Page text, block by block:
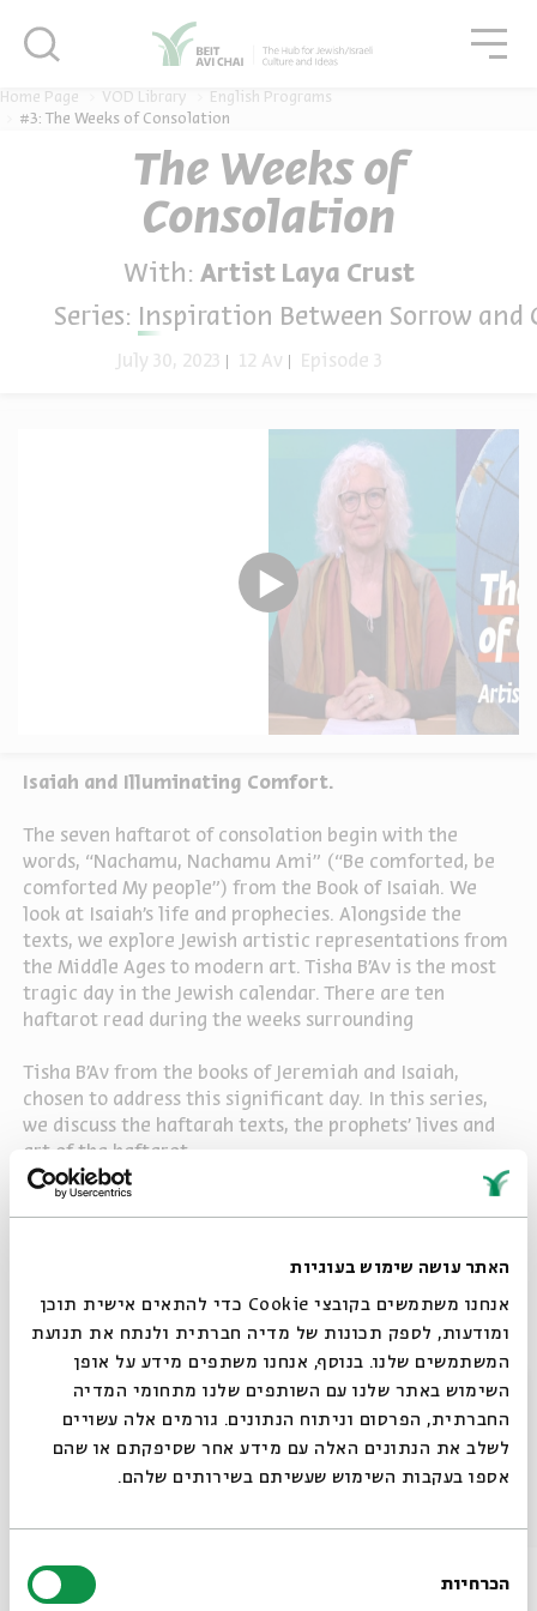
האתר עושה שימוש בעוגיות
אנחנו משתמשים בקובצי Cookie כדי להתאים אישית תוכן
ומודעות, לספק תכונות של מדיה חברתית ולנתח את תנועת
המשתמשים שלנו. בנוסף, אנחנו משתפים מידע על אופן
השימוש באתר שלנו עם השותפים שלנו מתחומי המדיה
החברתית, הפרסום וניתוח הנתונים. גורמים אלה עשויים
לשלב את הנתונים האלה עם מידע אחר שסיפקתם או שהם
אספו בעקבות השימוש שעשיתם בשירותים שלהם.
הסכמה
הכרחיות
Home Page VOD Library
English Programs
#3: The Weeks of Consolation
The Weeks of
Consolation
With: Artist Laya Crust
Series:
Inspiration Between Sorrow and
July 30, 2023 12 Av Episode 3
Isaiah and Illuminating Comfort.
The seven haftarot of consolation begin with the
words, “Nachamu, Nachamu Ami” (“Be comforted, be
comforted My people”) from the Book of Isaiah. We
look at Isaiah’s life and prophecies. Alongside the
texts, we explore Jewish artistic representations from
the Middle Ages to modern art. Tisha B’Av is the most
tragic day in the Jewish calendar. There are ten
haftarot read during the weeks surrounding
Tisha B’Av from the books of Jeremiah and Isaiah,
chosen to address this significant day. In this series,
we discuss the haftarah texts, the prophets’ lives and
art of the haftarot.
Inspiration Between Sorrow and Consolation
Other episodes in the series
סגור